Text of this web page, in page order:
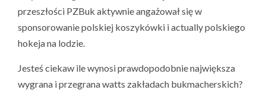
przeszłości PZBuk aktywnie angażował się w
sponsorowanie polskiej koszykówki i actually polskiego
hokeja na lodzie.
Jesteś ciekaw ile wynosi prawdopodobnie największa
wygrana i przegrana watts zakładach bukmacherskich?